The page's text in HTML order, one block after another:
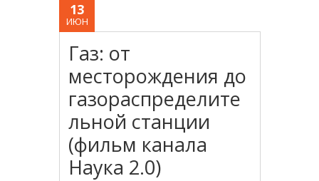
13
ИЮН
Газ: от
месторождения до
газораспределите
льной станции
(фильм канала
Наука 2.0)